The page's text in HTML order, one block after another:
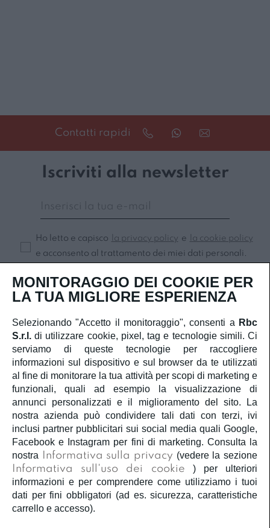
Contatti rapidi
Iscriviti alla newsletter
Ho letto e capisco la privacy policy e
la cookie policy
e acconsento al trattamento dei miei dati personali.
Iscriviti
SERVIZIO CLIENTI
ACCOUNT
CORPORATE
INFORMAZIONI LEGALI
SEGUICI
MONITORAGGIO DEI COOKIE PER
LA TUA MIGLIORE ESPERIENZA
Selezionando "Accetto il monitoraggio", consenti a Rbc
S.r.l. di utilizzare cookie, pixel, tag e tecnologie simili. Ci
serviamo di queste tecnologie per raccogliere
informazioni sul dispositivo e sul browser da te utilizzati
al fine di monitorare la tua attività per scopi di marketing e
funzionali, quali ad esempio la visualizzazione di
annunci personalizzati e il miglioramento del sito. La
nostra azienda può condividere tali dati con terzi, ivi
inclusi partner pubblicitari sui social media quali Google,
Facebook e Instagram per fini di marketing. Consulta la
nostra
Informativa sulla privacy (vedere la sezione
Informativa sull'uso dei cookie
) per ulteriori
informazioni e per comprendere come utilizziamo i tuoi
dati per fini obbligatori (ad es. sicurezza, caratteristiche
carrello e accesso).